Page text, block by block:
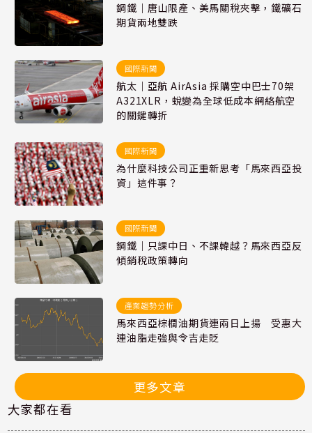
鋼鐵｜唐山限產、美馬關稅夾擊，鐵礦石
期貨兩地雙跌
國際新聞
航太｜亞航 AirAsia 採購空中巴士70架
A321XLR，蛻變為全球低成本網絡航空
的關鍵轉折
國際新聞
為什麼科技公司正重新思考「馬來西亞投
資」這件事？
國際新聞
鋼鐵｜只課中日、不課韓越？馬來西亞反
傾銷稅政策轉向
產業趨勢分析
馬來西亞棕櫚油期貨連兩日上揚 受惠大
連油脂走強與令吉走貶
更多文章
大家都在看